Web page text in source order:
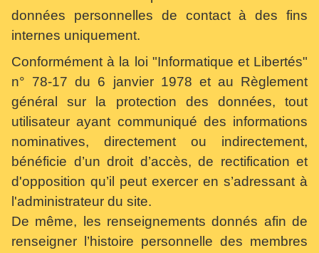
données personnelles de contact à des fins
internes uniquement.
Conformément à la loi "Informatique et Libertés"
n° 78-17 du 6 janvier 1978 et au Règlement
général sur la protection des données, tout
utilisateur ayant communiqué des informations
nominatives, directement ou indirectement,
bénéficie d’un droit d’accès, de rectification et
d'opposition qu’il peut exercer en s’adressant à
l'administrateur du site.
De même, les renseignements donnés afin de
renseigner l’histoire personnelle des membres